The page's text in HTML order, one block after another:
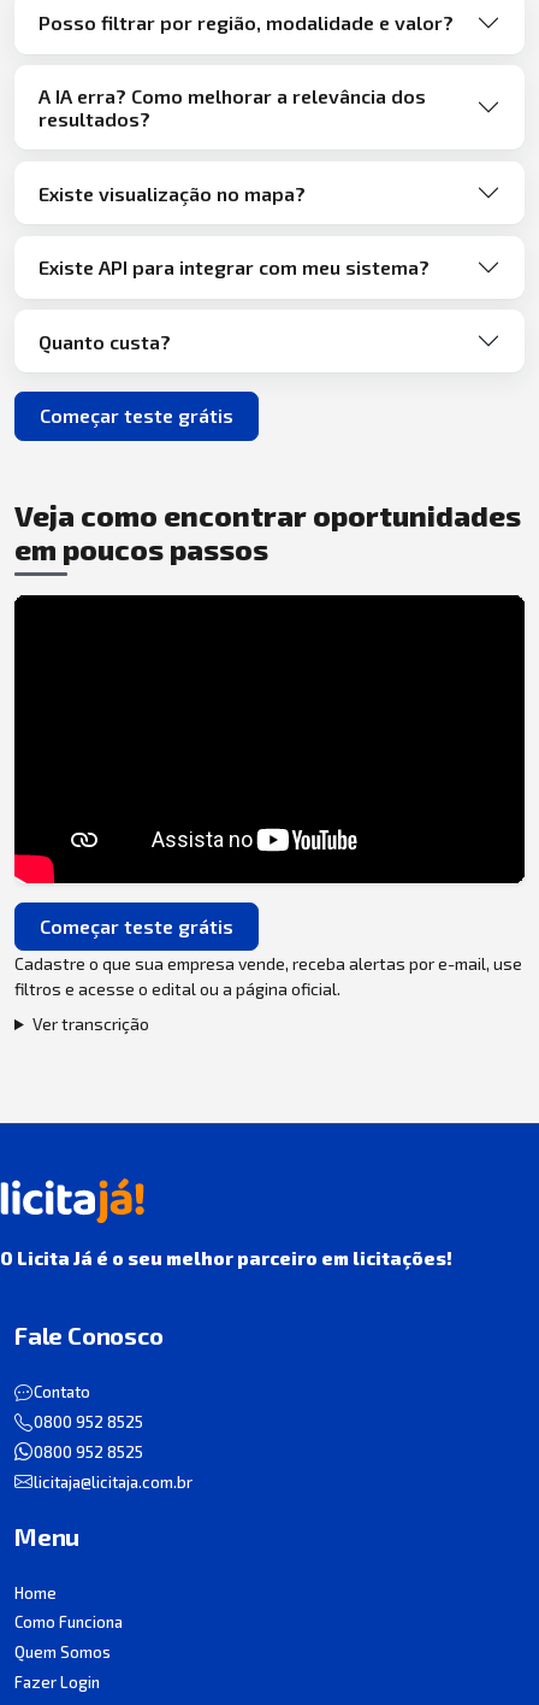
Posso filtrar por região, modalidade e valor?
A IA erra? Como melhorar a relevância dos
resultados?
Existe visualização no mapa?
Existe API para integrar com meu sistema?
Quanto custa?
Começar teste grátis
Veja como encontrar oportunidades
em poucos passos
Começar teste grátis
Cadastre o que sua empresa vende, receba alertas por e-mail, use
filtros e acesse o edital ou a página oficial.
Ver transcrição
O Licita Já é o seu melhor parceiro em licitações!
Fale Conosco
Contato
0800 952 8525
0800 952 8525
licitaja@licitaja.com.br
Menu
Home
Como Funciona
Quem Somos
Fazer Login